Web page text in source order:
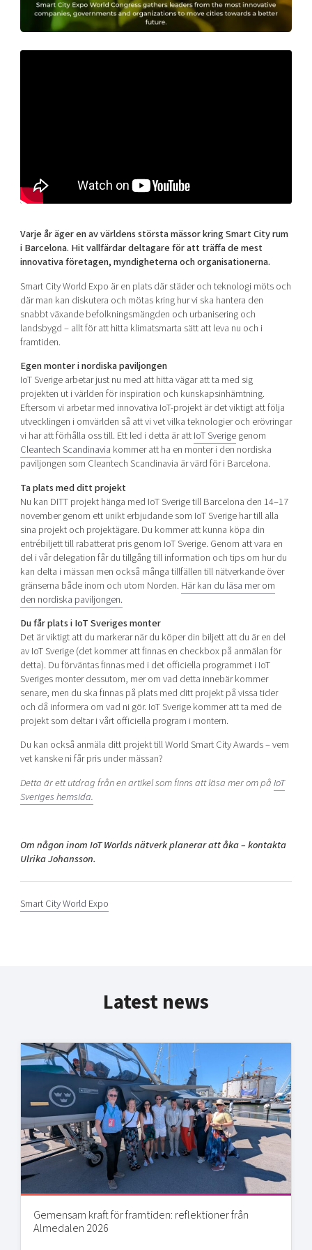
Shaping cities and regions
Upscaling
Talent & skills
Our community of companies
Projects
Publications
Reach out to us
Locations
Today's lunch in Mjärdevi
Varje år äger en av världens största mässor kring Smart City rum
i Barcelona. Hit vallfärdar deltagare för att träffa de mest
innovativa företagen, myndigheterna och organisationerna.
Smart City World Expo är en plats där städer och teknologi möts och
där man kan diskutera och mötas kring hur vi ska hantera den
snabbt växande befolkningsmängden och urbanisering och
landsbygd – allt för att hitta klimatsmarta sätt att leva nu och i
framtiden.
Egen monter i nordiska paviljongen
IoT Sverige arbetar just nu med att hitta vägar att ta med sig
projekten ut i världen för inspiration och kunskapsinhämtning.
Eftersom vi arbetar med innovativa IoT-projekt är det viktigt att följa
utvecklingen i omvärlden så att vi vet vilka teknologier och erövringar
vi har att förhålla oss till. Ett led i detta är attIoT Sverigegenom
Cleantech Scandinavia kommer att ha en monter i den nordiska
paviljongen som Cleantech Scandinavia är värd för i Barcelona.
Ta plats med ditt projekt
Nu kan DITT projekt hänga med IoT Sverige till Barcelona den 14–17
november genom ett unikt erbjudande som IoT Sverige har till alla
sina projekt och projektägare. Du kommer att kunna köpa din
entrébiljett till rabatterat pris genom IoT Sverige. Genom att vara en
del i vår delegation får du tillgång till information och tips om hur du
kan delta i mässan men också många tillfällen till nätverkande över
gränserna både inom och utom Norden. Här kan du läsa mer om
den nordiska paviljongen.
Du får plats i IoT Sveriges monter
Det är viktigt att du markerar när du köper din biljett att du är en del
av IoT Sverige (det kommer att finnas en checkbox på anmälan för
detta). Du förväntas finnas med i det officiella programmet i IoT
Sveriges monter dessutom, mer om vad detta innebär kommer
senare, men du ska finnas på plats med ditt projekt på vissa tider
och då informera om vad ni gör. IoT Sverige kommer att ta med de
projekt som deltar i vårt officiella program i montern.
Du kan också anmäla ditt projekt till World Smart City Awards – vem
vet kanske ni får pris under mässan?
Detta är ett utdrag från en artikel som finns att läsa mer om påIoT
Sveriges hemsida.
Om någon inom IoT Worlds nätverk planerar att åka – kontakta
Ulrika Johansson.
Smart City World Expo
Latest news
Gemensam kraft för framtiden: reflektioner från
Almedalen 2026